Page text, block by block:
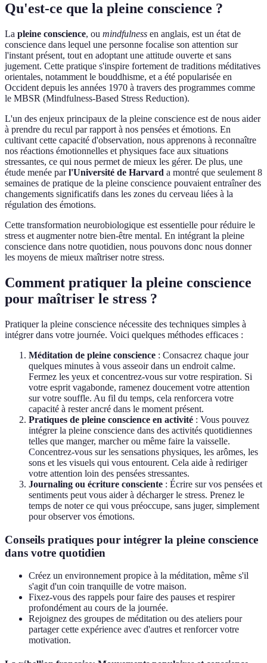
Qu'est-ce que la pleine conscience ?
La pleine conscience, ou mindfulness en anglais, est un état de
conscience dans lequel une personne focalise son attention sur
l'instant présent, tout en adoptant une attitude ouverte et sans
jugement. Cette pratique s'inspire fortement de traditions méditatives
orientales, notamment le bouddhisme, et a été popularisée en
Occident depuis les années 1970 à travers des programmes comme
le MBSR (Mindfulness-Based Stress Reduction).
L'un des enjeux principaux de la pleine conscience est de nous aider
à prendre du recul par rapport à nos pensées et émotions. En
cultivant cette capacité d'observation, nous apprenons à reconnaître
nos réactions émotionnelles et physiques face aux situations
stressantes, ce qui nous permet de mieux les gérer. De plus, une
étude menée parl'Université de Harvard a montré que seulement 8
semaines de pratique de la pleine conscience pouvaient entraîner des
changements significatifs dans les zones du cerveau liées à la
régulation des émotions.
Cette transformation neurobiologique est essentielle pour réduire le
stress et augmenter notre bien-être mental. En intégrant la pleine
conscience dans notre quotidien, nous pouvons donc nous donner
les moyens de mieux maîtriser notre stress.
Comment pratiquer la pleine conscience
pour maîtriser le stress ?
Pratiquer la pleine conscience nécessite des techniques simples à
intégrer dans votre journée. Voici quelques méthodes efficaces :
Méditation de pleine conscience : Consacrez chaque jour
quelques minutes à vous asseoir dans un endroit calme.
Fermez les yeux et concentrez-vous sur votre respiration. Si
votre esprit vagabonde, ramenez doucement votre attention
sur votre souffle. Au fil du temps, cela renforcera votre
capacité à rester ancré dans le moment présent.
Pratiques de pleine conscience en activité : Vous pouvez
intégrer la pleine conscience dans des activités quotidiennes
telles que manger, marcher ou même faire la vaisselle.
Concentrez-vous sur les sensations physiques, les arômes, les
sons et les visuels qui vous entourent. Cela aide à rediriger
votre attention loin des pensées stressantes.
Journaling ou écriture consciente : Écrire sur vos pensées et
sentiments peut vous aider à décharger le stress. Prenez le
temps de noter ce qui vous préoccupe, sans juger, simplement
pour observer vos émotions.
Conseils pratiques pour intégrer la pleine conscience
dans votre quotidien
Créez un environnement propice à la méditation, même s'il
s'agit d'un coin tranquille de votre maison.
Fixez-vous des rappels pour faire des pauses et respirer
profondément au cours de la journée.
Rejoignez des groupes de méditation ou des ateliers pour
partager cette expérience avec d'autres et renforcer votre
motivation.